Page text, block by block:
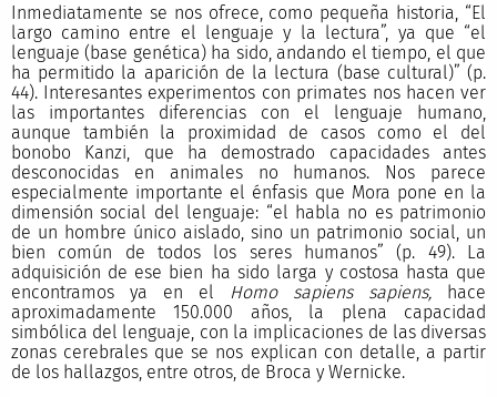
Inmediatamente se nos ofrece, como pequeña historia, “El
largo camino entre el lenguaje y la lectura”, ya que “el
lenguaje (base genética) ha sido, andando el tiempo, el que
ha permitido la aparición de la lectura (base cultural)” (p.
44). Interesantes experimentos con primates nos hacen ver
las importantes diferencias con el lenguaje humano,
aunque también la proximidad de casos como el del
bonobo Kanzi, que ha demostrado capacidades antes
desconocidas en animales no humanos. Nos parece
especialmente importante el énfasis que Mora pone en la
dimensión social del lenguaje: “el habla no es patrimonio
de un hombre único aislado, sino un patrimonio social, un
bien común de todos los seres humanos” (p. 49). La
adquisición de ese bien ha sido larga y costosa hasta que
encontramos ya en el
Homo sapiens sapiens, hace
aproximadamente 150.000 años, la plena capacidad
simbólica del lenguaje, con la implicaciones de las diversas
zonas cerebrales que se nos explican con detalle, a partir
de los hallazgos, entre otros, de Broca y Wernicke.